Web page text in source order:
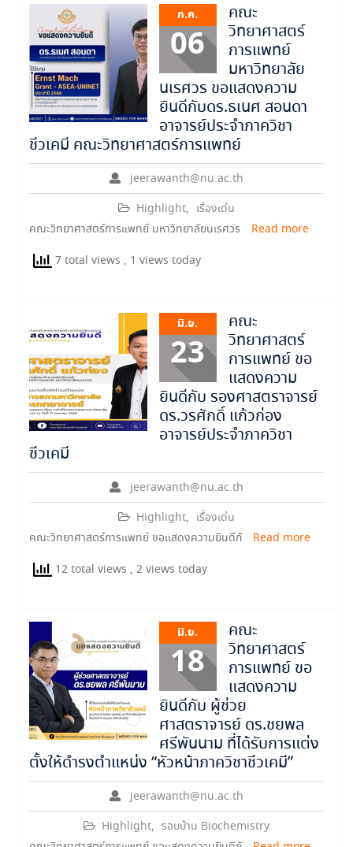
ก.ค.
06
คณะ
วิทยาศาสตร์
การแพทย์
มหาวิทยาลัย
นเรศวร ขอแสดงความ
ยินดีกับดร.ธเนศ สอนดา
อาจารย์ประจำภาควิชา
ชีวเคมี คณะวิทยาศาสตร์การแพทย์
jeerawanth@nu.ac.th
Highlight, เรื่องเด่น
คณะวิทยาศาสตร์การแพทย์ มหาวิทยาลัยนเรศวร
Read more
7 total views , 1 views today
มิ.ย.
23
คณะ
วิทยาศาสตร์
การแพทย์ ขอ
แสดงความ
ยินดีกับ รองศาสตราจารย์
ดร.วรศักดิ์ แก้วก่อง
อาจารย์ประจำภาควิชา
ชีวเคมี
jeerawanth@nu.ac.th
Highlight, เรื่องเด่น
คณะวิทยาศาสตร์การแพทย์ ขอแสดงความยินดีกั
Read more
12 total views , 2 views today
มิ.ย.
18
คณะ
วิทยาศาสตร์
การแพทย์ ขอ
แสดงความ
ยินดีกับ ผู้ช่วย
ศาสตราจารย์ ดร.ชยพล
ศรีพันนาม ที่ได้รับการแต่ง
ตั้งให้ดำรงตำแหน่ง “หัวหน้าภาควิชาชีวเคมี”
jeerawanth@nu.ac.th
Highlight, รอบบ้าน Biochemistry